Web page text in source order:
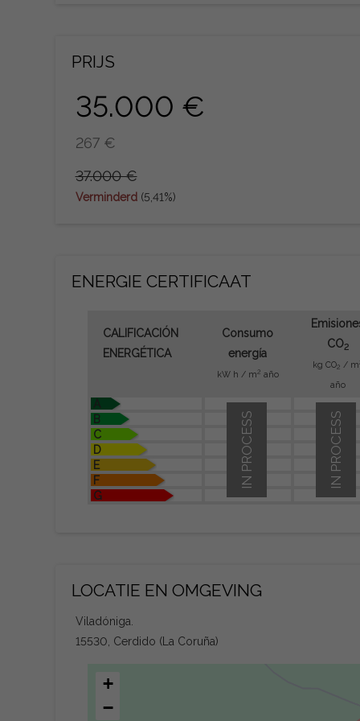
PRIJS
35.000 €
267 €
37.000 €
Verminderd (5,41%)
ENERGIE CERTIFICAAT
CALIFICACIÓN
ENERGÉTICA
Consumo
energía
kW h / m2 año
CO2
kg CO2 / m
año
A
B
C
D
E
F
G
IN PROCESS
IN PROCESS
LOCATIE EN OMGEVING
Viladóniga.
15530, Cerdido (La Coruña)
+
−